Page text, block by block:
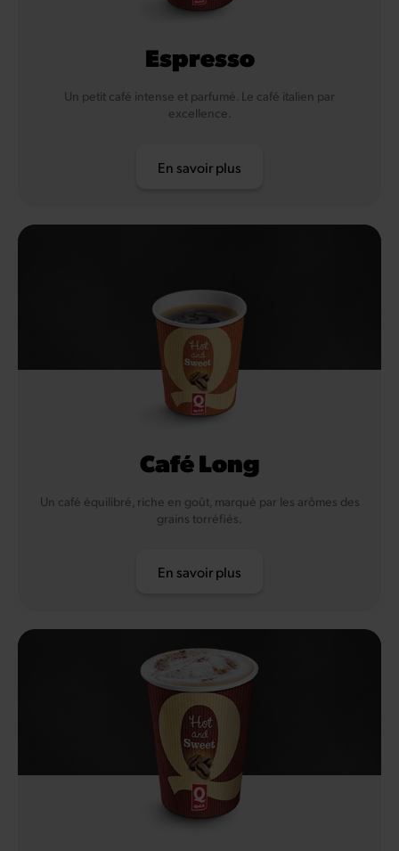
Espresso
Un petit café intense et parfumé. Le café italien par
excellence.
En savoir plus
Café Long
Un café équilibré, riche en goût, marqué par les arômes des
grains torréfiés.
En savoir plus